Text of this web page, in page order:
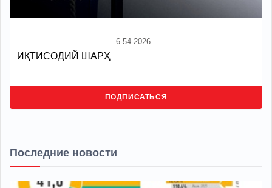
6-54-2026
ИҚТИСОДИЙ ШАРҲ
ПОДПИСАТЬСЯ
Последние новости